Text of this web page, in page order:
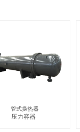
管式换热器
压力容器